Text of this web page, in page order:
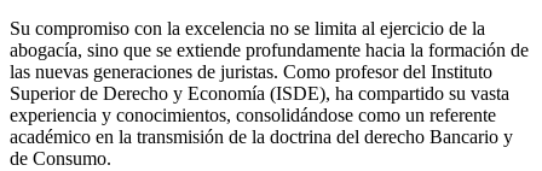
Su compromiso con la excelencia no se limita al ejercicio de la
abogacía, sino que se extiende profundamente hacia la formación de
las nuevas generaciones de juristas. Como profesor del Instituto
Superior de Derecho y Economía (ISDE), ha compartido su vasta
experiencia y conocimientos, consolidándose como un referente
académico en la transmisión de la doctrina del derecho Bancario y
de Consumo.